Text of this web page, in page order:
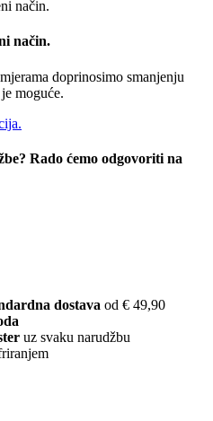
način.
doprinosimo smanjenju
moguće.
Rado ćemo odgovoriti na
dostava od € 49,90
uz svaku narudžbu